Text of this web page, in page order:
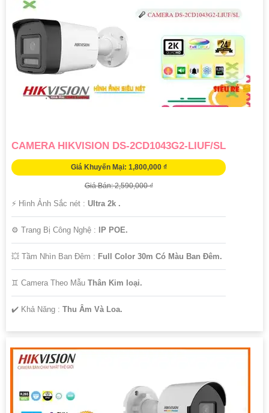
CAMERA HIKVISION DS-2CD1043G2-LIUF/SL
Giá Khuyến Mại: 1,800,000 ₫
Giá Bán: 2,590,000 ₫
️⚡ Hình Ảnh Sắc nét : Ultra 2k .
⚙ Trang Bị Công Nghệ : IP POE.
💥 Tầm Nhìn Ban Đêm : Full Color 30m Có Màu Ban Ðêm.
♊ Camera Theo Mẫu Thân Kim loại.
️✔️ Khả Năng : Thu Âm Và Loa.